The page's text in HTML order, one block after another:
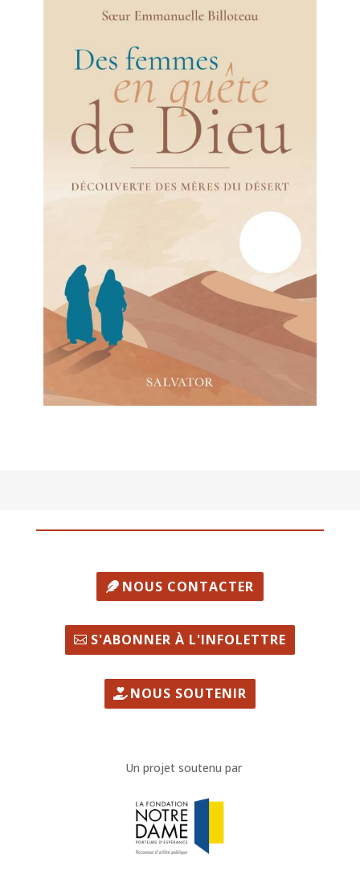
NOUS CONTACTER
S'ABONNER À L'INFOLETTRE
NOUS SOUTENIR
Un projet soutenu par